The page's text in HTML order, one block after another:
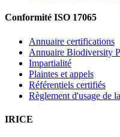
Conformité ISO 17065
Annuaire certifications
Annuaire Biodiversity
Impartialité
Plaintes et appels
Référentiels certifiés
Règlement d'usage de
IRICE